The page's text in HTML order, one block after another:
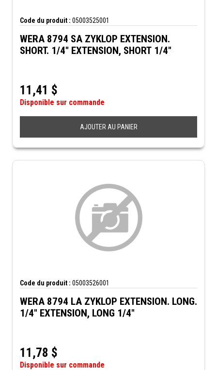
Code du produit : 05003525001
WERA 8794 SA ZYKLOP EXTENSION.
SHORT. 1/4" EXTENSION, SHORT 1/4"
11,41 $
Disponible sur commande
AJOUTER AU PANIER
Code du produit : 05003526001
WERA 8794 LA ZYKLOP EXTENSION. LONG.
1/4" EXTENSION, LONG 1/4"
11,78 $
Disponible sur commande